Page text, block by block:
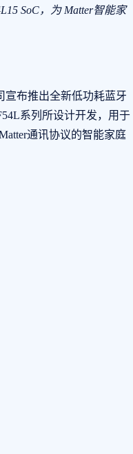
SoC，为 Matter智能家
宣布推出全新低功耗蓝牙
系列所设计开发，用于
通讯协议的智能家庭